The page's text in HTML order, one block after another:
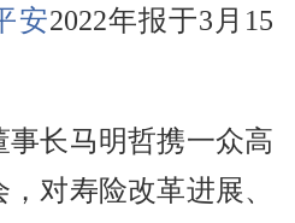
安2022年报于3月15
事长马明哲携一众高
对寿险改革进展、